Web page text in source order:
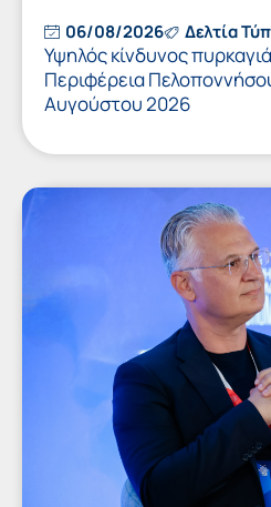
06/08/2026 Δελτία
Υψηλός κίνδυνος
Περιφέρεια
Αυγούστου 2026